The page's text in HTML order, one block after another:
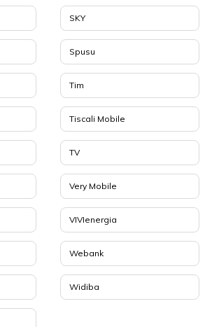
SKY
Spusu
Tim
Tiscali Mobile
TV
Very Mobile
VIVIenergia
Webank
Widiba